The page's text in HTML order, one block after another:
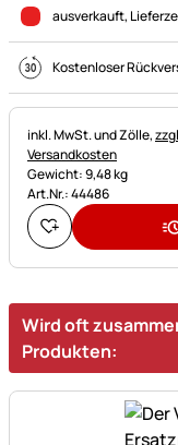
ausverkauft,
Kostenloser
Steuerhinweis:
inkl. MwSt. und Zölle,
Versandkosten
Gewicht: 9,48 kg
Art.Nr.: 44486
Wird oft
Produkten: